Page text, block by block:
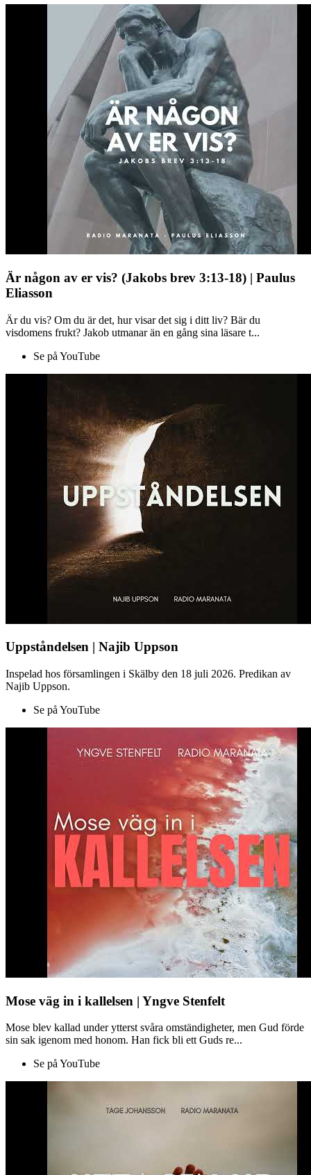
Är någon av er vis? (Jakobs brev 3:13-18) | Paulus
Eliasson
Är du vis? Om du är det, hur visar det sig i ditt liv? Bär du
visdomens frukt? Jakob utmanar än en gång sina läsare t...
Se på YouTube
Uppståndelsen | Najib Uppson
Inspelad hos församlingen i Skälby den 18 juli 2026. Predikan av
Najib Uppson.
Se på YouTube
Mose väg in i kallelsen | Yngve Stenfelt
Mose blev kallad under ytterst svåra omständigheter, men Gud förde
sin sak igenom med honom. Han fick bli ett Guds re...
Se på YouTube